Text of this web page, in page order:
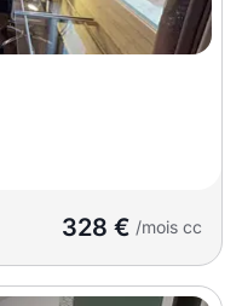
328 € /mois cc